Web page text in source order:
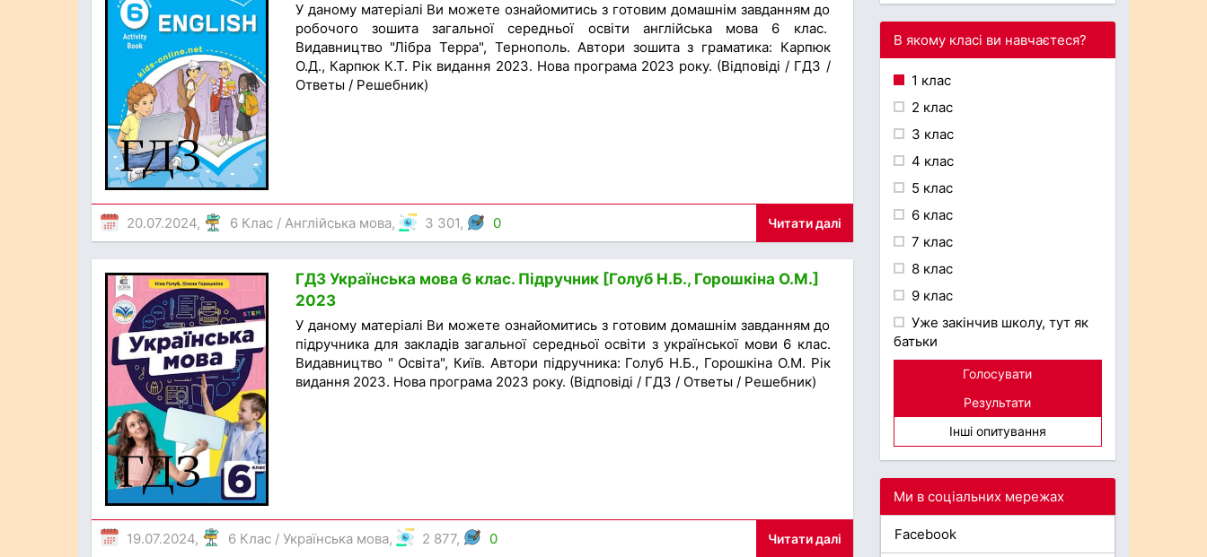
У даному матеріалі Ви можете ознайомитись з готовим домашнім завданням до
робочого зошита загальної середньої освіти англійська мова 6 клас.
Видавництво "Лібра Терра", Тернополь. Автори зошита з граматика: Карпюк
О.Д., Карпюк К.Т. Рік видання 2023. Нова програма 2023 року. (Відповіді / ГДЗ /
Ответы / Решебник)
20.07.2024, 6 Клас / Англійська мова, 3 301, 0 Читати далі
ГДЗ Українська мова 6 клас. Підручник [Голуб Н.Б., Горошкіна О.М.]
2023
У даному матеріалі Ви можете ознайомитись з готовим домашнім завданням до
підручника для закладів загальної середньої освіти з української мови 6 клас.
Видавництво " Освіта", Київ. Автори підручника: Голуб Н.Б., Горошкіна О.М. Рік
видання 2023. Нова програма 2023 року. (Відповіді / ГДЗ / Ответы / Решебник)
19.07.2024, 6 Клас / Українська мова, 2 877, 0 Читати далі
В якому класі ви навчаєтеся?
1 клас
2 клас
3 клас
4 клас
5 клас
6 клас
7 клас
8 клас
9 клас
Уже закінчив школу, тут як
батьки
Голосувати
Результати
Інші опитування
Ми в соціальних мережах
Facebook